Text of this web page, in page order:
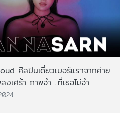
ศิลปินเดี่ยวเบอร์แรกจากค่าย
งเศร้า ภาพจำ ..ที่เธอไม่จำ